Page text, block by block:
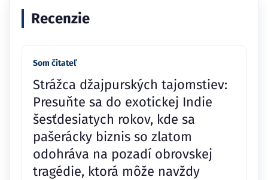
Recenzie
Som čitateľ
Strážca džajpurských tajomstiev:
Presuňte sa do exotickej Indie
šesťdesiatych rokov, kde sa
pašerácky biznis so zlatom
odohráva na pozadí obrovskej
tragédie, ktorá môže navždy